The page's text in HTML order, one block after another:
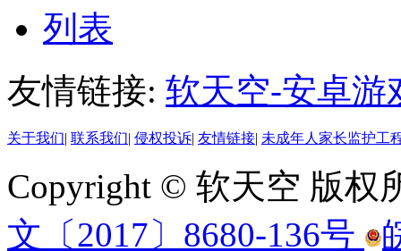
列表
友情链接: 软天空-安卓游
关于我们| 联系我们| 侵权投诉| 友情链接| 未成年人家长监护工
Copyright © 软天空 版权
文〔2017〕8680-136号